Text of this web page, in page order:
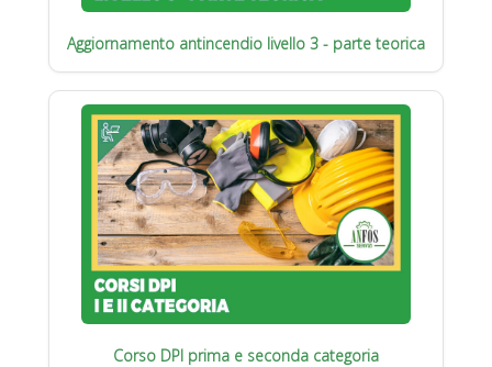
Aggiornamento antincendio livello 3 - parte teorica
Corso DPI prima e seconda categoria